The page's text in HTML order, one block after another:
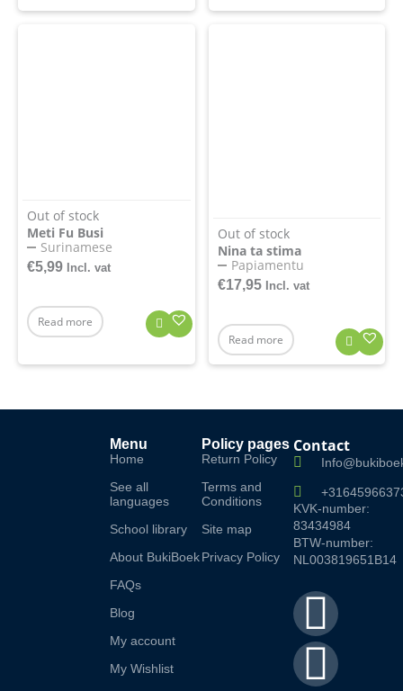
Out of stock
Meti Fu Busi
Surinamese
€5,99 Incl. vat
Read more
Out of stock
Nina ta stima
Papiamentu
€17,95 Incl. vat
Read more
Menu
Home
See all
languages
School library
About BukiBoek
FAQs
Blog
My account
My Wishlist
Policy pages
Return Policy
Terms and
Conditions
Site map
Privacy Policy
Contact
KVK-number:
83434984
BTW-number:
NL003819651B14
F
a
I
n
L
i